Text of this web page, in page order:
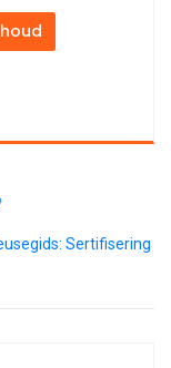
Sertifisering